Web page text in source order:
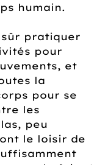
humain.
pratiquer
pour
et
la
pour se
les
peu
le loisir de